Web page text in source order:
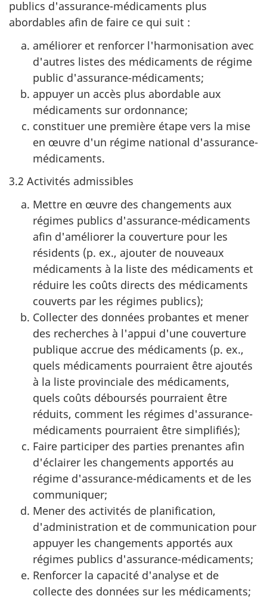
publics d'assurance-médicaments plus
abordables afin de faire ce qui suit :
améliorer et renforcer l'harmonisation avec
d'autres listes des médicaments de régime
public d'assurance-médicaments;
appuyer un accès plus abordable aux
médicaments sur ordonnance;
constituer une première étape vers la mise
en œuvre d'un régime national d'assurance-
médicaments.
3.2 Activités admissibles
Mettre en œuvre des changements aux
régimes publics d'assurance-médicaments
afin d'améliorer la couverture pour les
résidents (p. ex., ajouter de nouveaux
médicaments à la liste des médicaments et
réduire les coûts directs des médicaments
couverts par les régimes publics);
Collecter des données probantes et mener
des recherches à l'appui d'une couverture
publique accrue des médicaments (p. ex.,
quels médicaments pourraient être ajoutés
à la liste provinciale des médicaments,
quels coûts déboursés pourraient être
réduits, comment les régimes d'assurance-
médicaments pourraient être simplifiés);
Faire participer des parties prenantes afin
d'éclairer les changements apportés au
régime d'assurance-médicaments et de les
communiquer;
Mener des activités de planification,
d'administration et de communication pour
appuyer les changements apportés aux
régimes publics d'assurance-médicaments;
Renforcer la capacité d'analyse et de
collecte des données sur les médicaments;